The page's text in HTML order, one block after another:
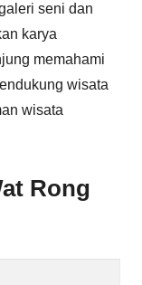
seni dan
karya
memahami
wisata
wisata
Rong